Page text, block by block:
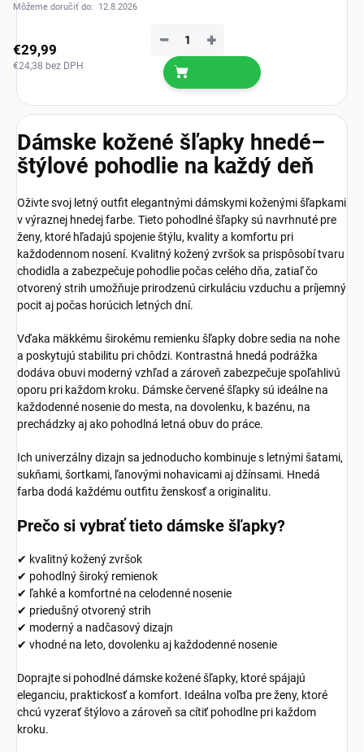
Môžeme doručiť do: 12.8.2026
€29,99
€24,38 bez DPH
+
−
Dámske kožené šľapky hnedé–
štýlové pohodlie na každý deň
Oživte svoj letný outfit elegantnými dámskymi koženými šľapkami
v výraznej hnedej farbe. Tieto pohodlné šľapky sú navrhnuté pre
ženy, ktoré hľadajú spojenie štýlu, kvality a komfortu pri
každodennom nosení. Kvalitný kožený zvršok sa prispôsobí tvaru
chodidla a zabezpečuje pohodlie počas celého dňa, zatiaľ čo
otvorený strih umožňuje prirodzenú cirkuláciu vzduchu a príjemný
pocit aj počas horúcich letných dní.
Vďaka mäkkému širokému remienku šľapky dobre sedia na nohe
a poskytujú stabilitu pri chôdzi. Kontrastná hnedá podrážka
dodáva obuvi moderný vzhľad a zároveň zabezpečuje spoľahlivú
oporu pri každom kroku. Dámske červené šľapky sú ideálne na
každodenné nosenie do mesta, na dovolenku, k bazénu, na
prechádzky aj ako pohodlná letná obuv do práce.
Ich univerzálny dizajn sa jednoducho kombinuje s letnými šatami,
sukňami, šortkami, ľanovými nohavicami aj džínsami. Hnedá
farba dodá každému outfitu ženskosť a originalitu.
Prečo si vybrať tieto dámske šľapky?
✔ kvalitný kožený zvršok
✔ pohodlný široký remienok
✔ ľahké a komfortné na celodenné nosenie
✔ priedušný otvorený strih
✔ moderný a nadčasový dizajn
✔ vhodné na leto, dovolenku aj každodenné nosenie
Doprajte si pohodlné dámske kožené šľapky, ktoré spájajú
eleganciu, praktickosť a komfort. Ideálna voľba pre ženy, ktoré
chcú vyzerať štýlovo a zároveň sa cítiť pohodlne pri každom
kroku.